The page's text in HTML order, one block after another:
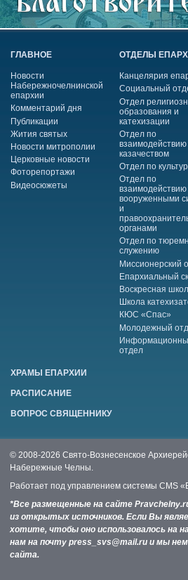
ГЛАВНОЕ
Новости
Набережночелнинской
епархии
Комментарий дня
Публикации
Жития святых
Новости митрополии
Церковные новости
Фоторепортажи
Видеосюжеты
ОТДЕЛЫ
Канцелярия
Социальный
Отдел
образования и
катехизации
Отдел по
взаимодействию
казачеством
Отдел по
Отдел по
взаимодействию
вооруженными
и
органами
Отдел по
служению
Миссионерский
Епархиальный
Воскресная
Школа
КЮС «Спас»
Молодежный
отдел
ХРАМЫ ЕПАРХИИ
РАСПИСАНИЕ
ВОПРОС СВЯЩЕННИКУ
© 2008-2026 Свято-Вознесенское
Набережные Челны.
Работает под управлением системы CMS
*Все размещенные на сайте
из открытых источников. Если Вы
хотите, чтобы оно использовалось на
нам на почту press_svs@mail.ru и мы
сайта.